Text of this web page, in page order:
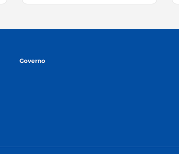
Governo